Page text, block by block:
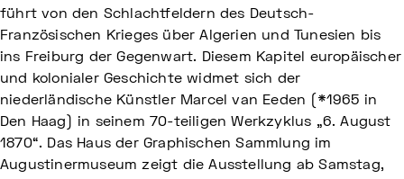
führt von den Schlachtfeldern des Deutsch-
Französischen Krieges über Algerien und Tunesien bis
ins Freiburg der Gegenwart. Diesem Kapitel europäischer
und kolonialer Geschichte widmet sich der
niederländische Künstler Marcel van Eeden (*1965 in
Den Haag) in seinem 70-teiligen Werkzyklus „6. August
1870“. Das Haus der Graphischen Sammlung im
Augustinermuseum zeigt die Ausstellung ab Samstag,